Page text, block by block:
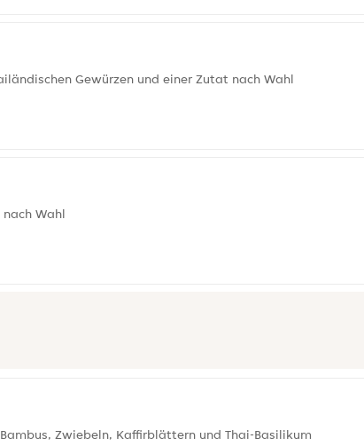
Gewürzen und einer Zutat nach Wahl
Wahl
Zwiebeln, Kaffirblättern und Thai-Basilikum